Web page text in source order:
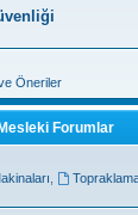
Öneriler
Mesleki Forumlar